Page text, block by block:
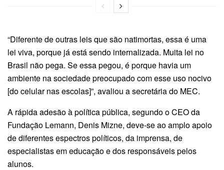
“Diferente de outras leis que são natimortas, essa é uma
lei viva, porque já está sendo internalizada. Muita lei no
Brasil não pega. Se essa pegou, é porque havia um
ambiente na sociedade preocupado com esse uso nocivo
[do celular nas escolas]”, avaliou a secretária do MEC.
A rápida adesão à política pública, segundo o CEO da
Fundação Lemann, Denis Mizne, deve-se ao amplo apoio
de diferentes espectros políticos, da imprensa, de
especialistas em educação e dos responsáveis pelos
alunos.